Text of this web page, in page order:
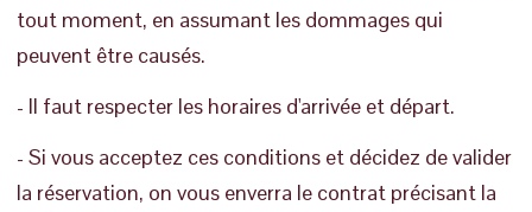
tout moment, en assumant les dommages qui
peuvent être causés.
- Il faut respecter les horaires d'arrivée et départ.
- Si vous acceptez ces conditions et décidez de valider
la réservation, on vous enverra le contrat précisant la